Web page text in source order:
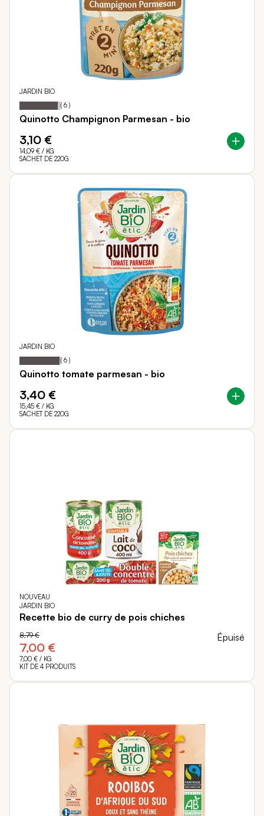
JARDIN BIO
Notation: 93
% of
( 6 )
Quinotto Champignon Parmesan - bio
3,10 €
14,09 € / KG
SACHET DE 220G
JARDIN BIO
Notation: 97
% of
( 6 )
Quinotto tomate parmesan - bio
3,40 €
15,45 € / KG
SACHET DE 220G
NOUVEAU
JARDIN BIO
Recette bio de curry de pois chiches
7,00 €
8,79 €
7,00 € / KG
KIT DE 4 PRODUITS
Épuisé